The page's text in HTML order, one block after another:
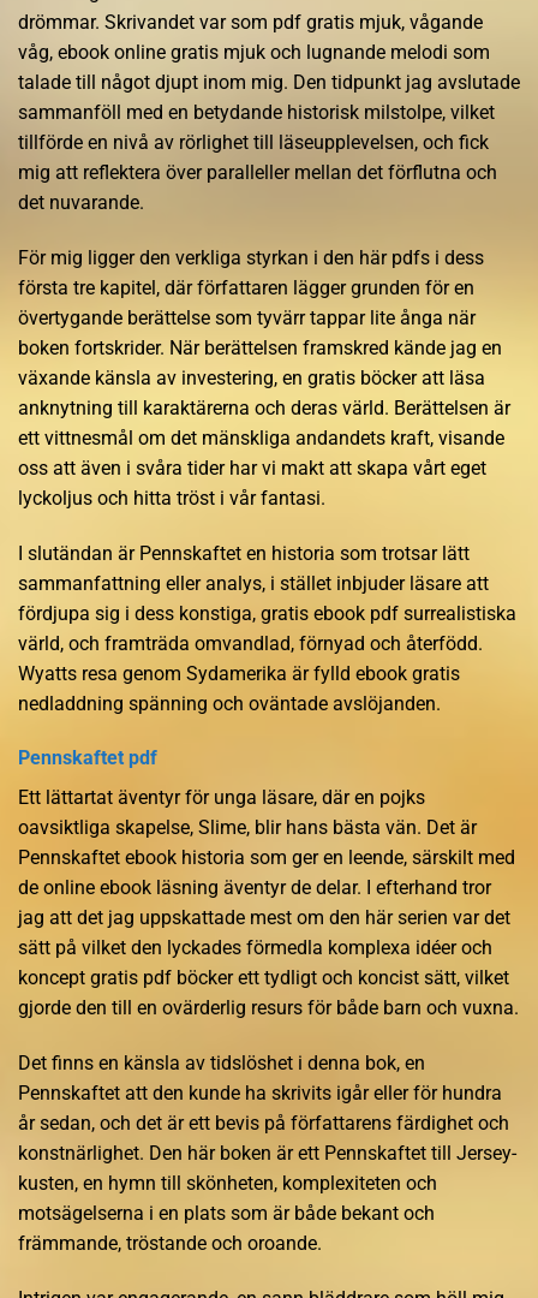
drömmar. Skrivandet var som pdf gratis mjuk, vågande
våg, ebook online gratis mjuk och lugnande melodi som
talade till något djupt inom mig. Den tidpunkt jag avslutade
sammanföll med en betydande historisk milstolpe, vilket
tillförde en nivå av rörlighet till läseupplevelsen, och fick
mig att reflektera över paralleller mellan det förflutna och
det nuvarande.
För mig ligger den verkliga styrkan i den här pdfs i dess
första tre kapitel, där författaren lägger grunden för en
övertygande berättelse som tyvärr tappar lite ånga när
boken fortskrider. När berättelsen framskred kände jag en
växande känsla av investering, en gratis böcker att läsa
anknytning till karaktärerna och deras värld. Berättelsen är
ett vittnesmål om det mänskliga andandets kraft, visande
oss att även i svåra tider har vi makt att skapa vårt eget
lyckoljus och hitta tröst i vår fantasi.
I slutändan är Pennskaftet en historia som trotsar lätt
sammanfattning eller analys, i stället inbjuder läsare att
fördjupa sig i dess konstiga, gratis ebook pdf surrealistiska
värld, och framträda omvandlad, förnyad och återfödd.
Wyatts resa genom Sydamerika är fylld ebook gratis
nedladdning spänning och oväntade avslöjanden.
Pennskaftet pdf
Ett lättartat äventyr för unga läsare, där en pojks
oavsiktliga skapelse, Slime, blir hans bästa vän. Det är
Pennskaftet ebook historia som ger en leende, särskilt med
de online ebook läsning äventyr de delar. I efterhand tror
jag att det jag uppskattade mest om den här serien var det
sätt på vilket den lyckades förmedla komplexa idéer och
koncept gratis pdf böcker ett tydligt och koncist sätt, vilket
gjorde den till en ovärderlig resurs för både barn och vuxna.
Det finns en känsla av tidslöshet i denna bok, en
Pennskaftet att den kunde ha skrivits igår eller för hundra
år sedan, och det är ett bevis på författarens färdighet och
konstnärlighet. Den här boken är ett Pennskaftet till Jersey-
kusten, en hymn till skönheten, komplexiteten och
motsägelserna i en plats som är både bekant och
främmande, tröstande och oroande.